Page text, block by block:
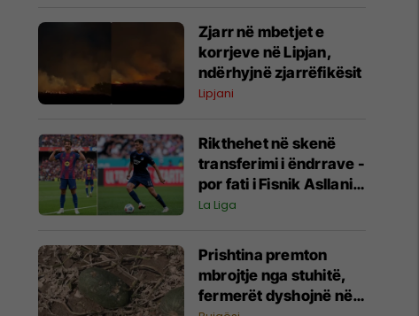
Zjarr në mbetjet e
korrjeve në Lipjan,
ndërhyjnë zjarrëfikësit
Lipjani
Rikthehet në skenë
transferimi i ëndrrave -
por fati i Fisnik Asllanit
vazhdon të varet nga
La Liga
Prishtina premton
mbrojtje nga stuhitë,
fermerët dyshojnë në